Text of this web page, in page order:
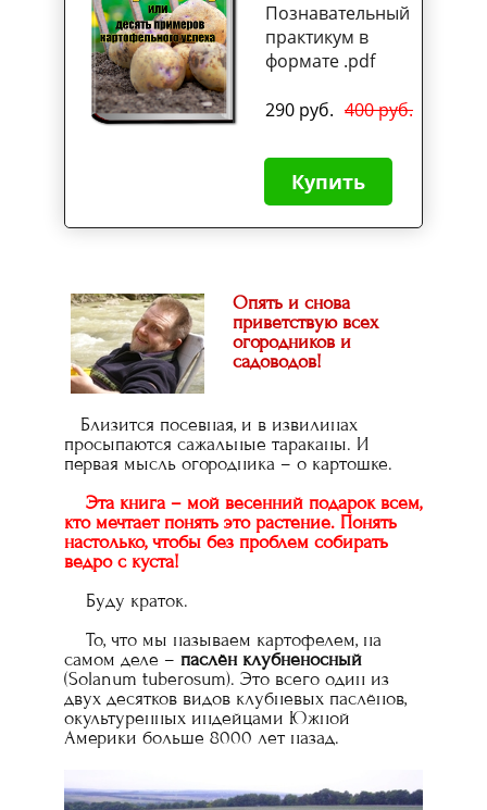
Познавательный
практикум в
формате .pdf
290 руб. 400 руб.
Купить
Опять и снова
приветствую всех
огородников и
садоводов!
Близится посевная, и в извилинах
просыпаются сажальные тараканы. И
первая мысль огородника – о картошке.
Эта книга – мой весенний подарок всем,
кто мечтает понять это растение. Понять
настолько, чтобы без проблем собирать
ведро с куста!
Буду краток.
То, что мы называем картофелем, на
самом деле – паслён клубненосный
(Solanum tuberosum). Это всего один из
двух десятков видов клубневых паслёнов,
окультуренных индейцами Южной
Америки больше 8000 лет назад.